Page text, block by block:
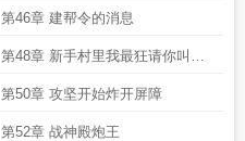
第46章 建帮令的消息
第48章 新手村里我最狂请你叫我
圣杯王
第50章 攻坚开始炸开屏障
第52章 战神殿炮王